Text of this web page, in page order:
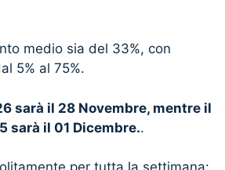
medio sia del 33%, con
5% al 75%.
sarà il 28 Novembre, mentre il
sarà il 01 Dicembre..